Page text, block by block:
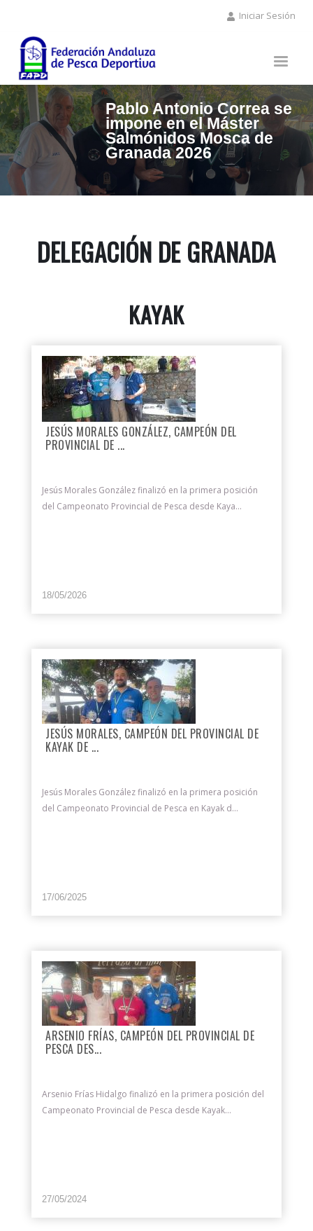
contenido
principal
Iniciar Sesión
Pablo Antonio Correa se
impone en el Máster
Salmónidos Mosca de
Granada 2026
DELEGACIÓN DE GRANADA
KAYAK
JESÚS MORALES GONZÁLEZ, CAMPEÓN DEL
PROVINCIAL DE ...
Jesús Morales González finalizó en la primera posición
del Campeonato Provincial de Pesca desde Kaya...
18/05/2026
JESÚS MORALES, CAMPEÓN DEL PROVINCIAL DE
KAYAK DE ...
Jesús Morales González finalizó en la primera posición
del Campeonato Provincial de Pesca en Kayak d...
17/06/2025
ARSENIO FRÍAS, CAMPEÓN DEL PROVINCIAL DE
PESCA DES...
Arsenio Frías Hidalgo finalizó en la primera posición del
Campeonato Provincial de Pesca desde Kayak...
27/05/2024